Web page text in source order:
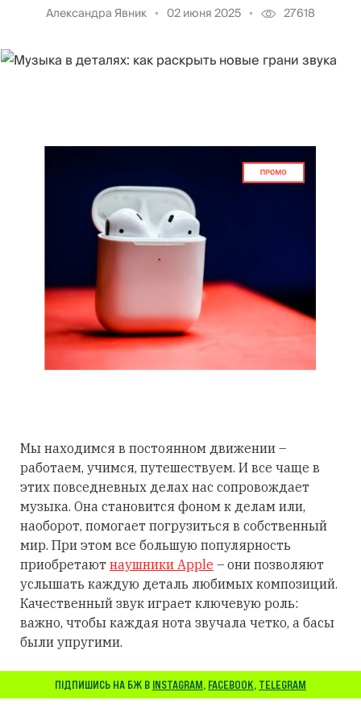
Александра Явник 02 июня 2025 27618
Мы находимся в постоянном движении –
работаем, учимся, путешествуем. И все чаще в
этих повседневных делах нас сопровождает
музыка. Она становится фоном к делам или,
наоборот, помогает погрузиться в собственный
мир. При этом все большую популярность
приобретают наушники Apple – они позволяют
услышать каждую деталь любимых композиций.
Качественный звук играет ключевую роль:
важно, чтобы каждая нота звучала четко, а басы
были упругими.
ПІДПИШИСЬ НА БЖ В INSTAGRAM, FACEBOOK, TELEGRAM